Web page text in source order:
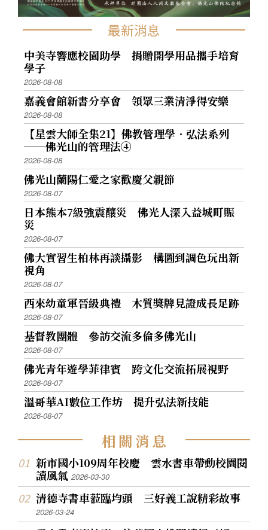
最新消息
中美寺響應校園助學 捐贈開學用品攜手培育
學子
2026-08-08
嘉義會館新書分享會 領眾三業清淨得安樂
2026-08-08
【星雲大師全集21】佛教管理學．弘法系列
──佛光山的管理法④
2026-08-08
佛光山蘭陽仁愛之家歡慶父親節
2026-08-07
日本熊本7級強震釀災 佛光人深入益城町賑
災
2026-08-07
佛大實習生柏林再談攝影 構圖到調色玩出新
視角
2026-08-07
西來幼童軍晉級典禮 木質獎牌見證成長足跡
2026-08-07
基督教團體 參訪交流多倫多佛光山
2026-08-07
佛光青年遊學菲律賓 跨文化交流拓展視野
2026-08-07
溫哥華AI數位工作坊 提升弘法新技能
2026-08-07
相關消息
新市國小109周年校慶 雲水書車帶動校園閱
讀風氣2026-03-30
清德寺書車蒞臨均頭 三好義工說精彩故事
2026-03-24